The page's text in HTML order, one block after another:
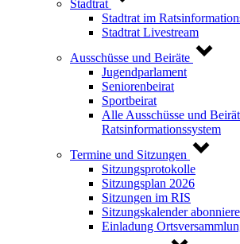
Stadtrat
Stadtrat im
Stadtrat Livestream
Ausschüsse und Beiräte
Jugendparlament
Seniorenbeirat
Sportbeirat
Alle Ausschüsse und
Ratsinformationssystem
Termine und Sitzungen
Sitzungsprotokolle
Sitzungsplan 2026
Sitzungen im RIS
Sitzungskalender
Einladung